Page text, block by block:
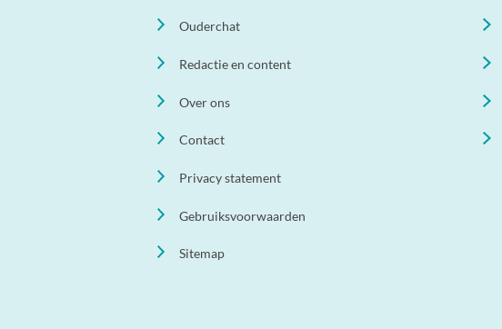
Ouderchat
Redactie en content
Over ons
Contact
Privacy statement
Gebruiksvoorwaarden
Sitemap